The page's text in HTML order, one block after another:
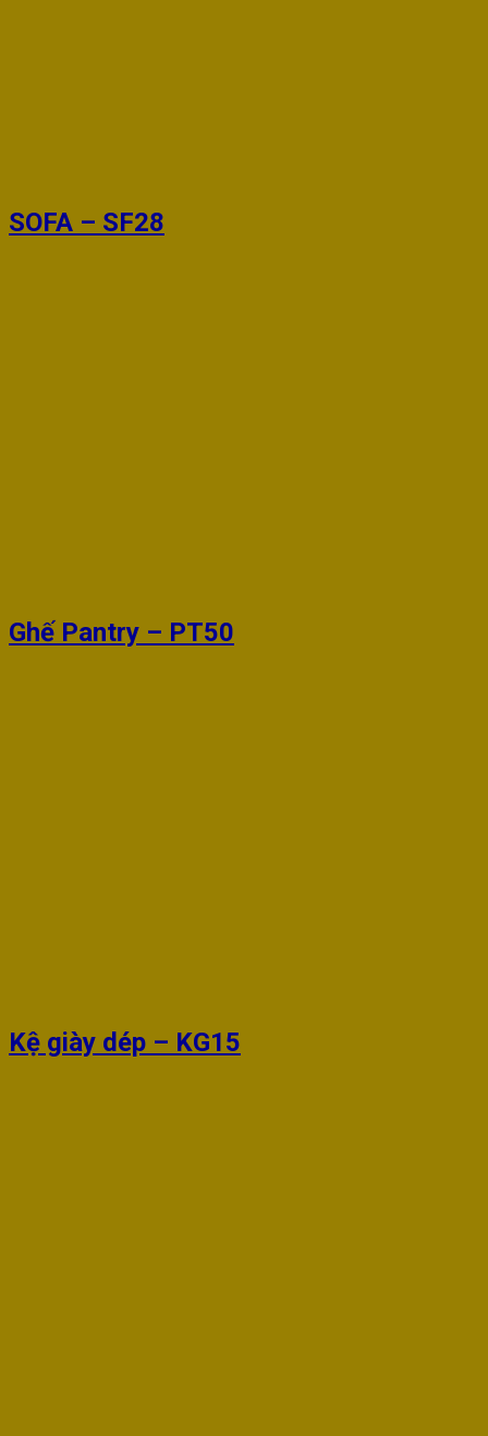
SOFA – SF28
Ghế Pantry – PT50
Kệ giày dép – KG15